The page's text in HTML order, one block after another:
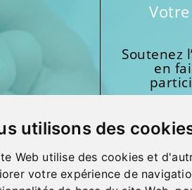
utilisons des
Web utilise des cookies et
votre expérience de
Soutenez
en